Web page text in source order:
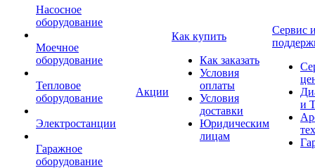
Насосное
оборудование
Моечное
оборудование
Тепловое
оборудование
Электростанции
Гаражное
оборудование
Акции
Как купить
Как заказать
Условия
оплаты
Условия
доставки
Юридическим
лицам
Сервис
и